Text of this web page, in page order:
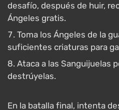
desafío, después de huir,
Ángeles gratis.
Toma los Ángeles de la
suficientes criaturas para
Ataca a las Sanguijuelas
destrúyelas.
En la batalla final, intenta